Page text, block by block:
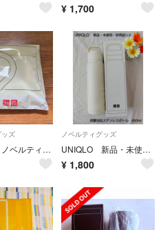
¥ 1,700
ッズ
ユニクロ ノベルティ ネッククールリング・保冷ポーチセット
ノベルティグッズ
UNIQLO 新品・未使用・非売品 炭酸対応ステンレスボトル 450ml
¥ 1,800